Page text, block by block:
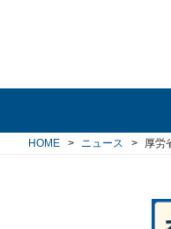
HOME ニュース 厚労